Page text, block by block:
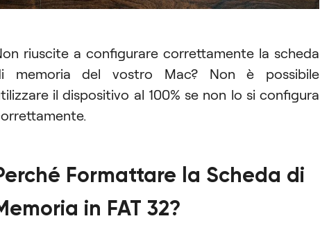
riuscite a configurare correttamente la scheda
memoria del vostro Mac? Non è possibile
il dispositivo al 100% se non lo si configura
Formattare la Scheda di
in FAT 32?